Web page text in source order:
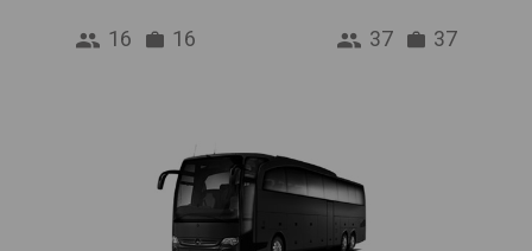
16 16 37 37